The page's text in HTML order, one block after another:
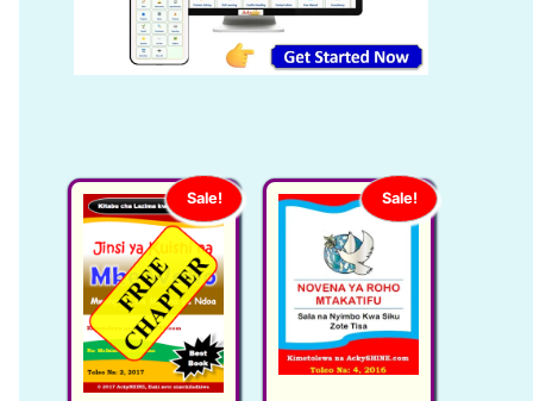
Sale! Sale!